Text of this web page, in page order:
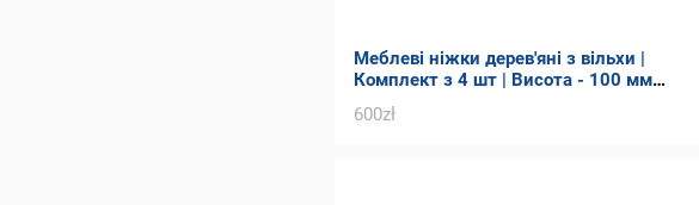
Меблеві ніжки дерев'яні з вільхи |
Комплект з 4 шт | Висота - 100 мм
Товщина - 90 мм
600zł